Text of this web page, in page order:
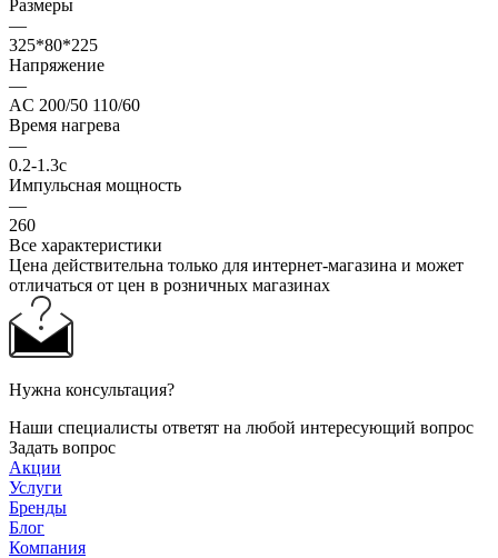
Размеры
—
325*80*225
Напряжение
—
AC 200/50 110/60
Время нагрева
—
0.2-1.3с
Импульсная мощность
—
260
Все характеристики
Цена действительна только для интернет-магазина и может
отличаться от цен в розничных магазинах
Нужна консультация?
Наши специалисты ответят на любой интересующий вопрос
Задать вопрос
Акции
Услуги
Бренды
Блог
Компания